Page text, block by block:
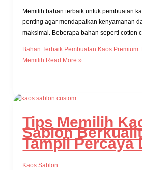
Memilih bahan terbaik untuk pembuatan
penting agar mendapatkan kenyamanan
maksimal. Beberapa bahan seperti cotton
Bahan Terbaik Pembuatan Kaos
Memilih Read More »
Tips Memilih
Sablon
Tampil Percaya
Kaos Sablon